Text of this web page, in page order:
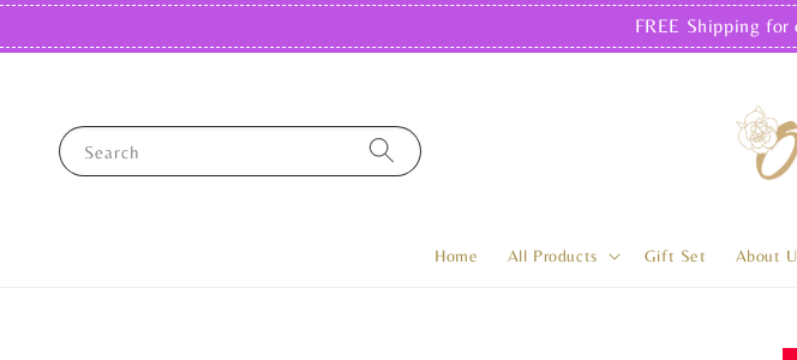
FREE Shipping
Search
Home All Products Gift Set About